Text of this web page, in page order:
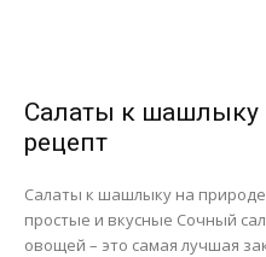
Салаты к шашлыку
рецепт
Салаты к шашлыку на
простые и вкусные Сочный салат из свежих
овощей – это самая лучшая